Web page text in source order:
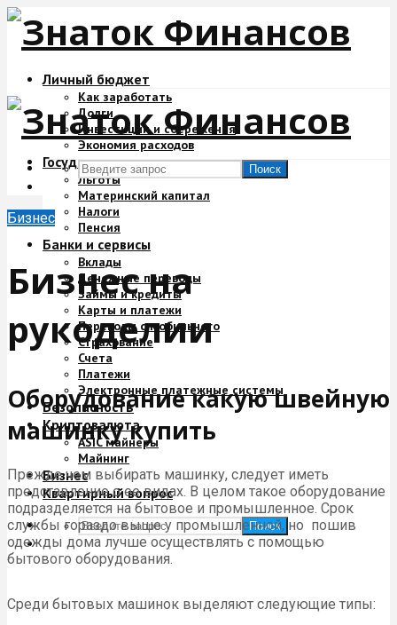
Личный бюджет
Как заработать
Долги
Инвестиции и сбережения
Экономия расходов
Государство и деньги
Льготы
Материнский капитал
Налоги
Пенсия
Банки и сервисы
Вклады
Денежные переводы
Займы и кредиты
Карты и платежи
Переводы с мобильного
Страхование
Счета
Платежи
Электронные платежные системы
Безопасность
Криптовалюта
ASIC майнеры
Майнинг
Бизнес
Квартирный вопрос
Поиск
Поиск
Бизнес
Бизнес на
рукоделии
Оборудование какую швейную
машинку купить
Прежде чем выбирать машинку, следует иметь
представление о ее видах. В целом такое оборудование
подразделяется на бытовое и промышленное. Срок
службы гораздо выше у промышленной, но пошив
одежды дома лучше осуществлять с помощью
бытового оборудования.
Среди бытовых машинок выделяют следующие типы: